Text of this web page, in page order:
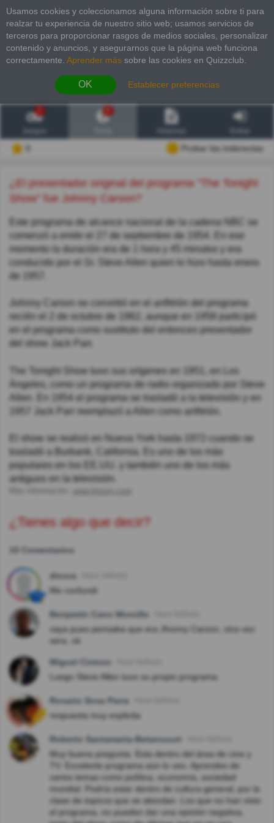
Usamos cookies y coleccionamos alguna información sobre ti para
realzar tu experiencia de nuestro sitio web; usamos servicios de
terceros para proporcionar rasgos de medios sociales, personalizar
contenido y anuncios, y asegurarnos que la página web funciona
correctamente. Aprender más sobre las cookies en Quizzclub.
OK Establecer preferencias
2
Probar las inderectas
¿El presentador original del programa "The Tonight
Show" fue Johnny Carson?
Este programa de alcance nacional de la cadena NBC se
comenzó a emitir el 27 de septiembre de 1954. En ese
momento la duración era de 1 hora y 45 minutos y era
conducido por el Sr. Steve Allen quien lo hizo hasta enero
de 1957.
Johnny Carson se convirtió en el anfitrión del programa
recién el 2 de octubre de 1962, aunque en 1958 participó
en el programa como sustituto del entonces presentador
del show Jack Parr.
The Tonight Show tuvo sus orígenes en 1951, en Los
Ángeles, como un programa de radio organizado por Steve
Allen. En 1954 el programa se trasladó a la televisión y en
1957 Jack Parr reemplazó a Allen como anfitrión.
El show se realizó en Nueva York hasta 1972 cuando se
trasladó a Burbank, California. Es uno de los más
populares en los EE.UU. y también uno de los más
antiguos en la televisión.
¿Tienes algo que decir?
10 Comentarios
dinora
Me confundi
Benjamin Cano Morcillo
vaya pues pensaba que era Jhonny Carson, otra vez
sera. ok
Miguel Cintron
Luego Steve Allen tuvo su propio programa.
Rosario Sosa Parra
respuesta muy explicita
Roberto Santamaria-Betancourt
Muy buena pregunta. Esta dentro del área de cine y
TV. Excelente programa aún lo veo. Aprendes de
varios temas como política, economía, sociedad
mundial. Podría estar dentro de cultura general, por la
clase de topicos que se abordan. Los que no han visto
el programa, no pueden dar una opinión negativa,